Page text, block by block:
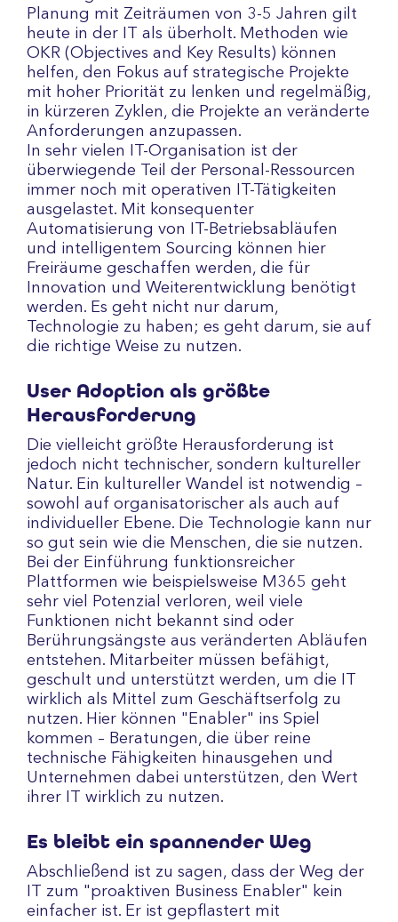
Planung mit Zeiträumen von 3-5 Jahren gilt
heute in der IT als überholt. Methoden wie
OKR (Objectives and Key Results) können
helfen, den Fokus auf strategische Projekte
mit hoher Priorität zu lenken und regelmäßig,
in kürzeren Zyklen, die Projekte an veränderte
Anforderungen anzupassen.
In sehr vielen IT-Organisation ist der
überwiegende Teil der Personal-Ressourcen
immer noch mit operativen IT-Tätigkeiten
ausgelastet. Mit konsequenter
Automatisierung von IT-Betriebsabläufen
und intelligentem Sourcing können hier
Freiräume geschaffen werden, die für
Innovation und Weiterentwicklung benötigt
werden. Es geht nicht nur darum,
Technologie zu haben; es geht darum, sie auf
die richtige Weise zu nutzen.
User Adoption als größte
Herausforderung
Die vielleicht größte Herausforderung ist
jedoch nicht technischer, sondern kultureller
Natur. Ein kultureller Wandel ist notwendig –
sowohl auf organisatorischer als auch auf
individueller Ebene. Die Technologie kann nur
so gut sein wie die Menschen, die sie nutzen.
Bei der Einführung funktionsreicher
Plattformen wie beispielsweise M365 geht
sehr viel Potenzial verloren, weil viele
Funktionen nicht bekannt sind oder
Berührungsängste aus veränderten Abläufen
entstehen. Mitarbeiter müssen befähigt,
geschult und unterstützt werden, um die IT
wirklich als Mittel zum Geschäftserfolg zu
nutzen. Hier können "Enabler" ins Spiel
kommen – Beratungen, die über reine
technische Fähigkeiten hinausgehen und
Unternehmen dabei unterstützen, den Wert
ihrer IT wirklich zu nutzen.
Es bleibt ein spannender Weg
Abschließend ist zu sagen, dass der Weg der
IT zum "proaktiven Business Enabler" kein
einfacher ist. Er ist gepflastert mit